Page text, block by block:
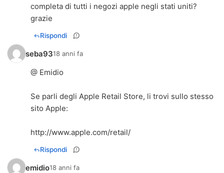
completa di tutti i negozi apple negli stati uniti?
grazie
Rispondi
seba9318 anni fa
@ Emidio
Se parli degli Apple Retail Store, li trovi sullo stesso
sito Apple:
http://www.apple.com/retail/
Rispondi
emidio18 anni fa